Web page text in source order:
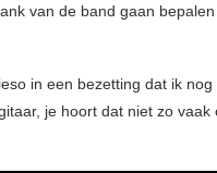
van de band gaan bepalen
in een bezetting dat ik nog
je hoort dat niet zo